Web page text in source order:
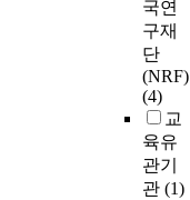
국연
구재
단
(NRF)
(4)
교
육유
관기
관 (1)